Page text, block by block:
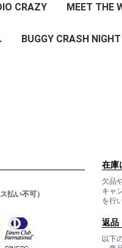
CRAZY MEET THE
BUGGY CRASH NIGHT
払い不可）
在庫
欠品
キャ
を行
返品
以下